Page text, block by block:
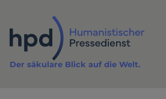
Inhalt
Der säkulare Blick auf die Welt.